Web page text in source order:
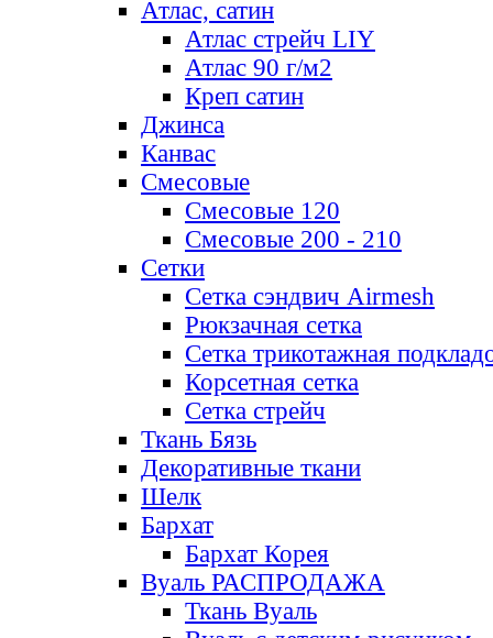
Атлас, сатин
Атлас стрейч LIY
Атлас 90 г/м2
Креп сатин
Джинса
Канвас
Смесовые
Смесовые 120
Смесовые 200 - 210
Сетки
Сетка сэндвич Airmesh
Рюкзачная сетка
Сетка трикотажная
Корсетная сетка
Сетка стрейч
Ткань Бязь
Декоративные ткани
Шелк
Бархат
Бархат Корея
Вуаль РАСПРОДАЖА
Ткань Вуаль